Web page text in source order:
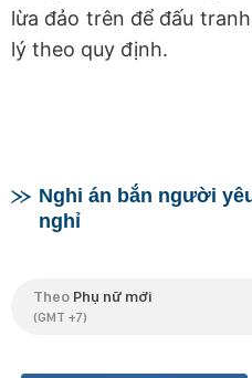
lừa đảo trên để đấu
lý theo quy định.
Nghi án bắn người
nghỉ
Theo Phụ nữ mới
(GMT +7)